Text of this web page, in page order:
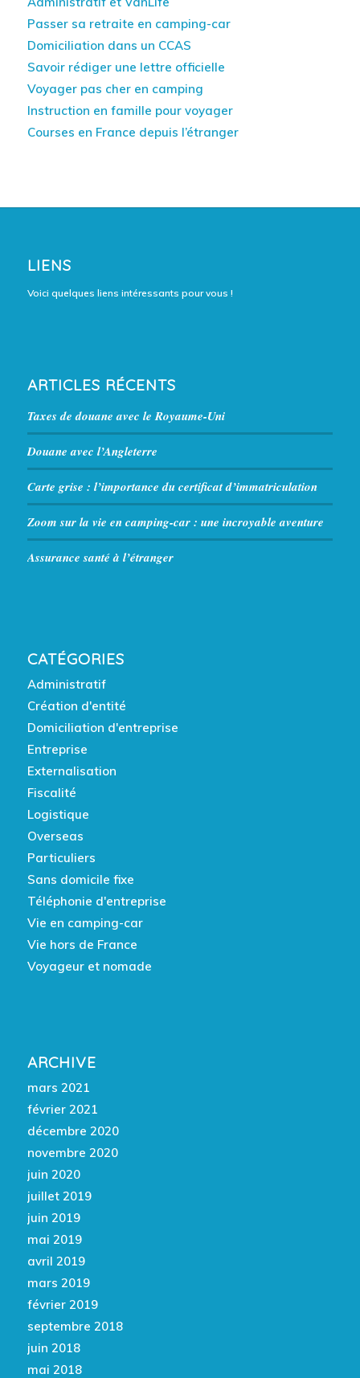
Passer sa retraite en camping-car
Domiciliation dans un CCAS
Savoir rédiger une lettre officielle
Voyager pas cher en camping
Instruction en famille pour voyager
Courses en France depuis l’étranger
LIENS
Voici quelques liens intéressants pour vous !
ARTICLES RÉCENTS
Taxes de douane avec le Royaume-Uni
Douane avec l’Angleterre
Carte grise : l’importance du certificat d’immatriculation
Zoom sur la vie en camping-car : une incroyable aventure
Assurance santé à l’étranger
CATÉGORIES
Administratif
Création d'entité
Domiciliation d'entreprise
Entreprise
Externalisation
Fiscalité
Logistique
Overseas
Particuliers
Sans domicile fixe
Téléphonie d'entreprise
Vie en camping-car
Vie hors de France
Voyageur et nomade
ARCHIVE
mars 2021
février 2021
décembre 2020
novembre 2020
juin 2020
juillet 2019
juin 2019
mai 2019
avril 2019
mars 2019
février 2019
septembre 2018
juin 2018
mai 2018